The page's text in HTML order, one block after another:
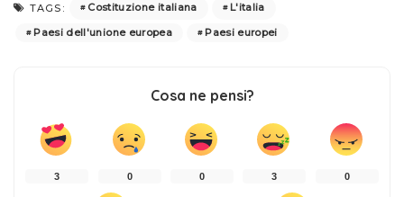
TAGS: Costituzione italiana
L'italia
Paesi dell'unione europea
Paesi europei
Cosa ne pensi?
3 0 0 3 0